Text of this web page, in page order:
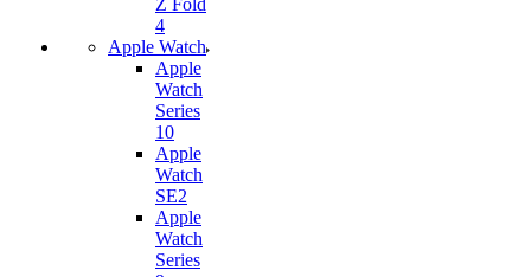
Z Fold
4
Apple Watch
Apple
Watch
Series
10
Apple
Watch
SE2
Apple
Watch
Series